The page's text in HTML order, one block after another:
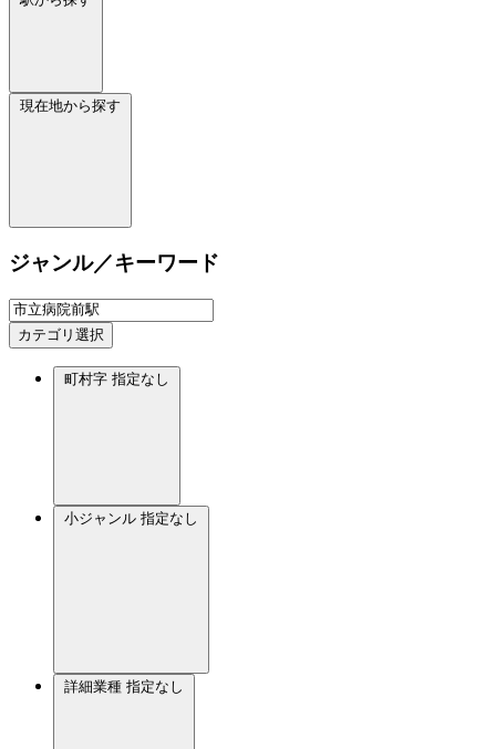
現在地から探す
ジャンル／キーワード
カテゴリ選択
町村字 指定なし
小ジャンル 指定なし
詳細業種 指定なし